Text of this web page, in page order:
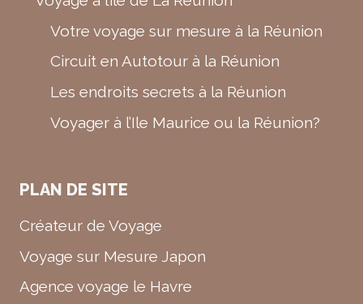
Votre voyage sur mesure à la Réunion
Circuit en Autotour à la Réunion
Les endroits secrets à la Réunion
Voyager à l’Ile Maurice ou la Réunion?
PLAN DE SITE
Créateur de Voyage
Voyage sur Mesure Japon
Agence voyage le Havre